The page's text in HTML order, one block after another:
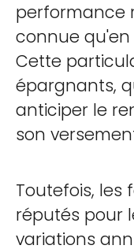
performance
connue
Cette
épargnants,
anticiper le
son
Toutefois, les
réputés pour
variations